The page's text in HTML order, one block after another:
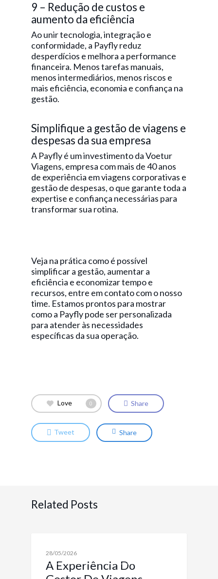
9 – Redução de custos e
aumento da eficiência
Ao unir tecnologia, integração e
conformidade, a Payfly reduz
desperdícios e melhora a performance
financeira. Menos tarefas manuais,
menos intermediários, menos riscos e
mais eficiência, economia e confiança na
gestão.
Simplifique a gestão de viagens e
despesas da sua empresa
A Payfly é um investimento da Voetur
Viagens, empresa com mais de 40 anos
de experiência em viagens corporativas e
gestão de despesas, o que garante toda a
expertise e confiança necessárias para
transformar sua rotina.
Veja na prática como é possível
simplificar a gestão, aumentar a
eficiência e economizar tempo e
recursos, entre em contato com o nosso
time. Estamos prontos para mostrar
como a Payfly pode ser personalizada
para atender às necessidades
específicas da sua operação.
Love 0 Share
Tweet Share
Related Posts
28/05/2026
A Experiência Do